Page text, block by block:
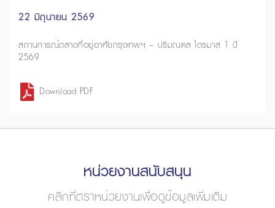
22 มิถุนายน 2569
สถานการณ์ตลาดที่อยู่อาศัยกรุงเทพฯ – ปริมณฑล ไตรมาส 1 ปี
2569
Download PDF
หน่วยงานสนับสนุน
คลิกที่ตราหน่วยงานเพื่อดูข้อมูลเพิ่มเติม